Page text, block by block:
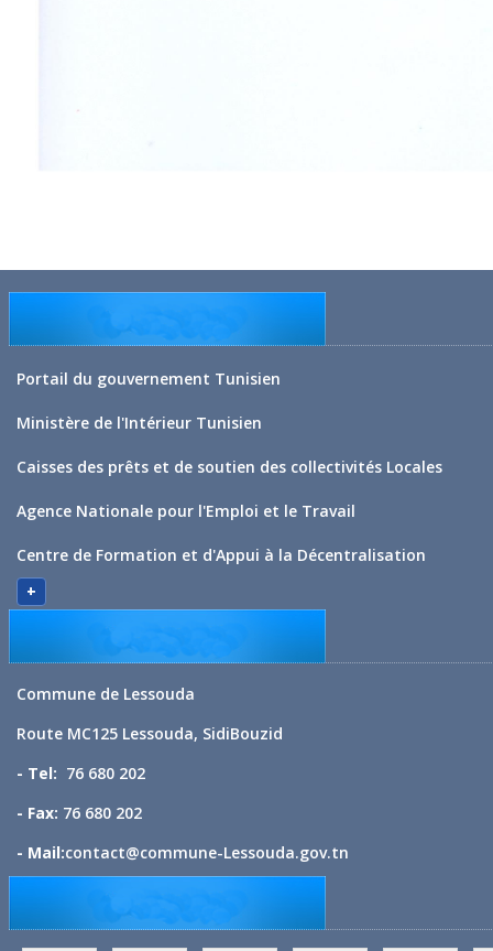
Portail du gouvernement Tunisien
Ministère de l'Intérieur Tunisien
Caisses des prêts et de soutien des collectivités Locales
Agence Nationale pour l'Emploi et le Travail
Centre de Formation et d'Appui à la Décentralisation
+
Commune de Lessouda
Route MC125 Lessouda, SidiBouzid
- Tel: 76 680 202
- Fax: 76 680 202
- Mail:contact@commune-Lessouda.gov.tn